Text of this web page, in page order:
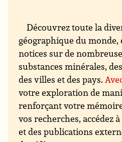
Découvrez toute la
géographique du monde,
notices sur de
substances minérales,
des villes et des pays.
votre exploration de
renforçant votre
vos recherches, accédez
et des publications